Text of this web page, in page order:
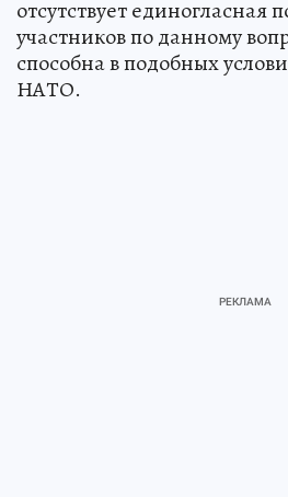
отсутствует единогласная
участников по данному
способна в подобных
НАТО.